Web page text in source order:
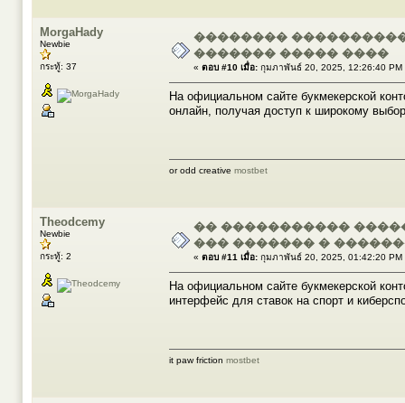
MorgaHady
Newbie
กระทู้: 37
�������� ����������
������� ����� ����
« ตอบ #10 เมื่อ: กุมภาพันธ์ 20, 2025, 12:26:40 PM
На официальном сайте букмекерской
онлайн, получая доступ к широкому
or odd creative mostbet
Theodcemy
Newbie
กระทู้: 2
�� �����������
��� ������� �
« ตอบ #11 เมื่อ: กุมภาพันธ์ 20, 2025, 01:42:20 PM
На официальном сайте букмекерской
интерфейс для ставок на спорт и
it paw friction mostbet